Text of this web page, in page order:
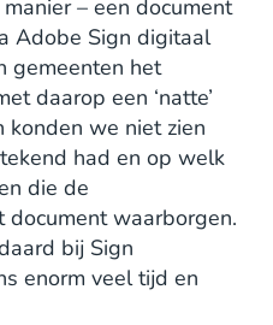
manier – een document
Adobe Sign digitaal
gemeenten het
daarop een ‘natte’
konden we niet zien
had en op welk
die de
waarborgen.
bij Sign
enorm veel tijd en